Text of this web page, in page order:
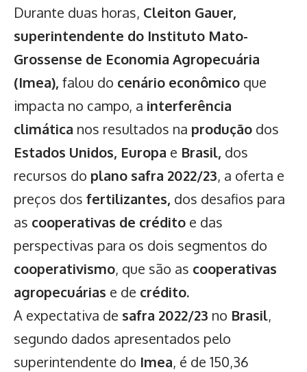
Durante duas horas, Cleiton Gauer,
superintendente do Instituto Mato-
Grossense de Economia Agropecuária
(Imea), falou do cenário econômico que
impacta no campo, a interferência
climática nos resultados na produção dos
Estados Unidos, Europa e Brasil, dos
recursos do plano safra 2022/23, a oferta e
preços dos fertilizantes, dos desafios para
as cooperativas de crédito e das
perspectivas para os dois segmentos do
cooperativismo, que são as cooperativas
agropecuárias e de crédito.
A expectativa de safra 2022/23 no Brasil,
segundo dados apresentados pelo
superintendente do Imea, é de 150,36